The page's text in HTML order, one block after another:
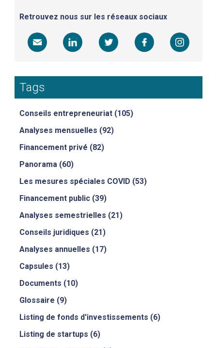
Retrouvez nous sur les réseaux sociaux
Tags
Conseils entrepreneuriat (105)
Analyses mensuelles (92)
Financement privé (82)
Panorama (60)
Les mesures spéciales COVID (53)
Financement public (39)
Analyses semestrielles (21)
Conseils juridiques (21)
Analyses annuelles (17)
Capsules (13)
Documents (10)
Glossaire (9)
Listing de fonds d'investissements (6)
Listing de startups (6)